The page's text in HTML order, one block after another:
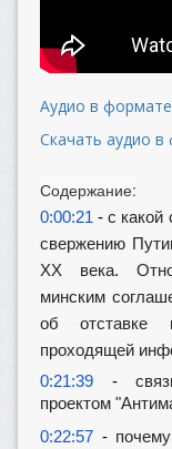
Аудио в
Скачать аудио
Содержание:
0:00:21 -с какой
свержению
XX века.
минским
об отставке
проходящей
0:21:39 -
проектом
0:22:57 -